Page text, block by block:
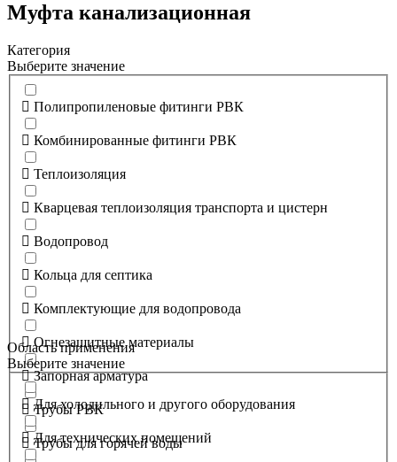
Муфта канализационная
Категория
Выберите значение
Полипропиленовые фитинги РВК
Комбинированные фитинги РВК
Теплоизоляция
Кварцевая теплоизоляция транспорта и цистерн
Водопровод
Кольца для септика
Комплектующие для водопровода
Огнезащитные материалы
Запорная арматура
Трубы РВК
Трубы для горячей воды
Область применения
Выберите значение
Для холодильного и другого оборудования
Для технических помещений